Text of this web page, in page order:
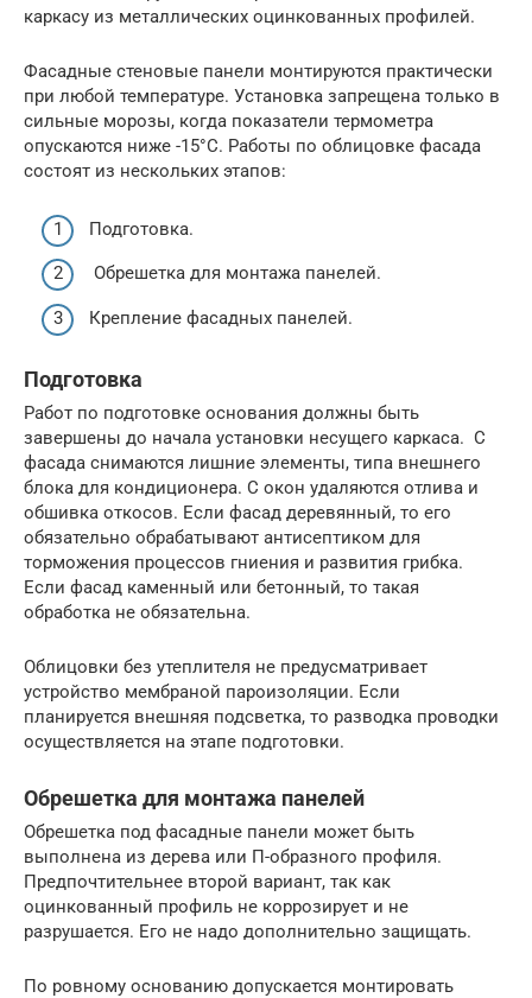
каркасу из металлических оцинкованных профилей.
Фасадные стеновые панели монтируются практически
при любой температуре. Установка запрещена только в
сильные морозы, когда показатели термометра
опускаются ниже -15°С. Работы по облицовке фасада
состоят из нескольких этапов:
Подготовка.
Обрешетка для монтажа панелей.
Крепление фасадных панелей.
Подготовка
Работ по подготовке основания должны быть
завершены до начала установки несущего каркаса. С
фасада снимаются лишние элементы, типа внешнего
блока для кондиционера. С окон удаляются отлива и
обшивка откосов. Если фасад деревянный, то его
обязательно обрабатывают антисептиком для
торможения процессов гниения и развития грибка.
Если фасад каменный или бетонный, то такая
обработка не обязательна.
Облицовки без утеплителя не предусматривает
устройство мембраной пароизоляции. Если
планируется внешняя подсветка, то разводка проводки
осуществляется на этапе подготовки.
Обрешетка для монтажа панелей
Обрешетка под фасадные панели может быть
выполнена из дерева или П-образного профиля.
Предпочтительнее второй вариант, так как
оцинкованный профиль не коррозирует и не
разрушается. Его не надо дополнительно защищать.
По ровному основанию допускается монтировать